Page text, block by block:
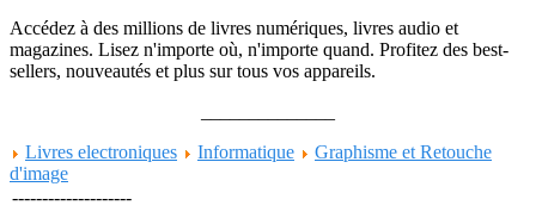
Accédez à des millions de livres numériques, livres audio et
magazines. Lisez n'importe où, n'importe quand. Profitez des best-
sellers, nouveautés et plus sur tous vos appareils.
Livres electroniques
Informatique
Graphisme et Retouche
d'image
--------------------